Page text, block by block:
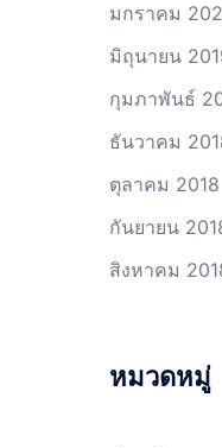
มกราคม
มิถุนายน
กุมภาพันธ์
ธันวาคม
ตุลาคม 2018
กันยายน
สิงหาคม
หมวดหมู่